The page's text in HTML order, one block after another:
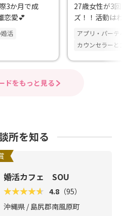
3か月で成
恋愛💕
活
27歳女性が3
ズ！！活動は
婚！！
アプリ・パーテ
カウンセラーと
ドをもっと見る
所を知る
婚活カフェ SOU
4.8 （95）
沖縄県 / 島尻郡南風原町